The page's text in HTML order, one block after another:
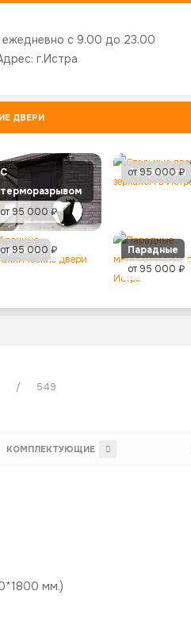
ежедневно с 9.00 до 23.00
г.Истра
ДВЕРИ
С
терморазрывом
от 95 000 ₽
С зеркалом
от 95 000 ₽
Арочные
от 95 000 ₽
Парадные
от 95 000 ₽
549
КОМПЛЕКТУЮЩИЕ
мм.)